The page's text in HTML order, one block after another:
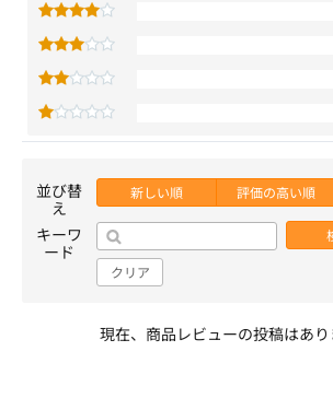
並び替
え
新しい順 評価の高い順
キーワ
ード
クリア
現在、商品レビューの投稿はあり